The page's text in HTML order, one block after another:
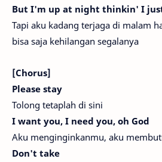
But I'm up at night thinkin' I
Tapi aku kadang terjaga di malam
bisa saja kehilangan segalanya
[Chorus]
Please stay
Tolong tetaplah di sini
I want you, I need you, oh God
Aku menginginkanmu, aku
Don't take